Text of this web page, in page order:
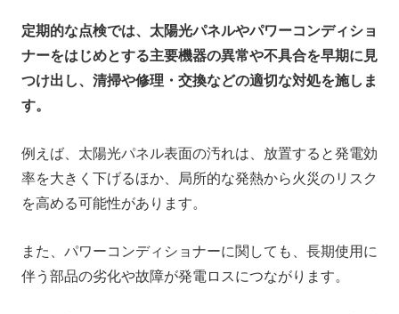
定期的な点検では、太陽光パネルやパワーコンディショ
ナーをはじめとする主要機器の異常や不具合を早期に見
つけ出し、清掃や修理・交換などの適切な対処を施しま
す。
例えば、太陽光パネル表面の汚れは、放置すると発電効
率を大きく下げるほか、局所的な発熱から火災のリスク
を高める可能性があります。
また、パワーコンディショナーに関しても、長期使用に
伴う部品の劣化や故障が発電ロスにつながります。